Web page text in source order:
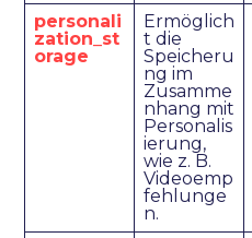
personali
zation_st
orage
Ermöglich
t die
Speicheru
ng im
Zusamme
nhang mit
Personalis
ierung,
wie z. B.
Videoemp
fehlunge
n.